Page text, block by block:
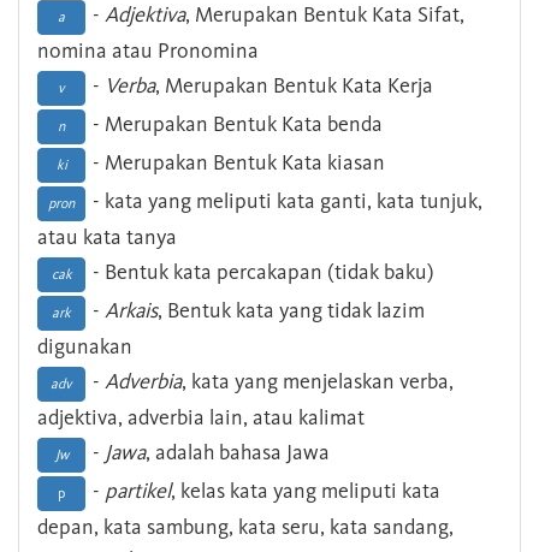
a - Adjektiva, Merupakan Bentuk Kata Sifat,
nomina atau Pronomina
v - Verba, Merupakan Bentuk Kata Kerja
n - Merupakan Bentuk Kata benda
ki - Merupakan Bentuk Kata kiasan
pron
- kata yang meliputi kata ganti, kata tunjuk,
atau kata tanya
cak - Bentuk kata percakapan (tidak baku)
ark - Arkais, Bentuk kata yang tidak lazim
digunakan
adv - Adverbia, kata yang menjelaskan verba,
adjektiva, adverbia lain, atau kalimat
Jw - Jawa, adalah bahasa Jawa
p - partikel, kelas kata yang meliputi kata
depan, kata sambung, kata seru, kata sandang,